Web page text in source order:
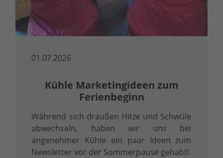
01.07.2026
Kühle Marketingideen zum
Ferienbeginn
Während sich draußen Hitze und Schwüle
abwechseln, haben wir uns bei
angenehmer Kühle ein paar Ideen zum
Newsletter vor der Sommerpause gehabt!